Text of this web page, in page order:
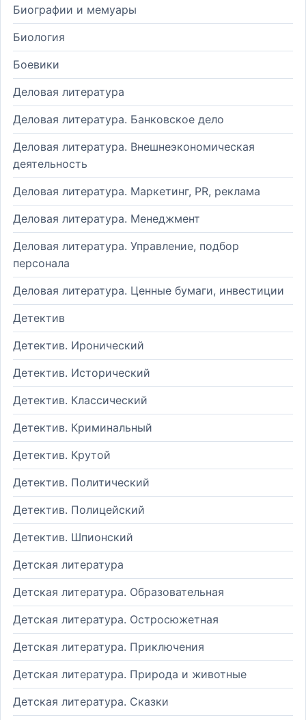
Биографии и мемуары
Биология
Боевики
Деловая литература
Деловая литература. Банковское дело
Деловая литература. Внешнеэкономическая
деятельность
Деловая литература. Маркетинг, PR, реклама
Деловая литература. Менеджмент
Деловая литература. Управление, подбор
персонала
Деловая литература. Ценные бумаги, инвестиции
Детектив
Детектив. Иронический
Детектив. Исторический
Детектив. Классический
Детектив. Криминальный
Детектив. Крутой
Детектив. Политический
Детектив. Полицейский
Детектив. Шпионский
Детская литература
Детская литература. Образовательная
Детская литература. Остросюжетная
Детская литература. Приключения
Детская литература. Природа и животные
Детская литература. Сказки